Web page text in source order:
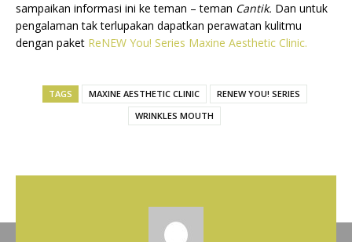
sampaikan informasi ini ke teman – teman Cantik. Dan untuk
pengalaman tak terlupakan dapatkan perawatan kulitmu
dengan paket ReNEW You! Series Maxine Aesthetic Clinic.
TAGS MAXINE AESTHETIC CLINIC
RENEW YOU! SERIES
WRINKLES MOUTH